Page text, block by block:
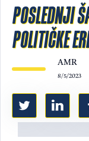
POSLEDNJI
POLITIČKE
AMR
8/5/2023